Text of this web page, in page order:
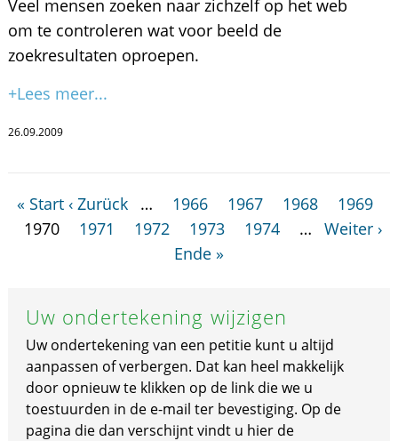
Veel mensen zoeken naar zichzelf op het web
om te controleren wat voor beeld de
zoekresultaten oproepen.
+Lees meer...
26.09.2009
« Start ‹ Zurück … 1966 1967 1968
1969
1970
1971 1972 1973 1974 …
Weiter ›
Ende »
Uw ondertekening wijzigen
Uw ondertekening van een petitie kunt u altijd
aanpassen of verbergen. Dat kan heel makkelijk
door opnieuw te klikken op de link die we u
toestuurden in de e-mail ter bevestiging. Op de
pagina die dan verschijnt vindt u hier de